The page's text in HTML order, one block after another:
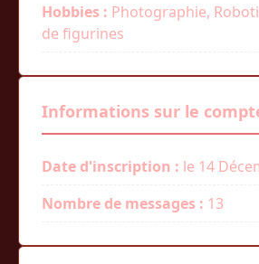
Hobbies : Photographie,
de figurines
Informations sur le
Date d'inscription : le 14
Nombre de messages : 13